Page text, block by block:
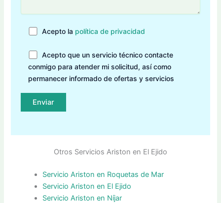
Acepto la política de privacidad
Acepto que un servicio técnico contacte
conmigo para atender mi solicitud, así como
permanecer informado de ofertas y servicios
Otros Servicios Ariston en El Ejido
Servicio Ariston en Roquetas de Mar
Servicio Ariston en El Ejido
Servicio Ariston en Níjar